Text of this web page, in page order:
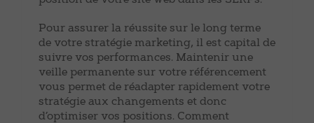
Pour assurer la réussite sur le long terme
de votre stratégie marketing, il est capital de
suivre vos performances. Maintenir une
veille permanente sur votre référencement
vous permet de réadapter rapidement votre
stratégie aux changements et donc
d’optimiser vos positions. Comment